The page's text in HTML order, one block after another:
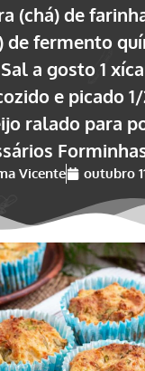
(chá) de
de fermento
a gosto 1
e picado
ralado para
Vicente outubro